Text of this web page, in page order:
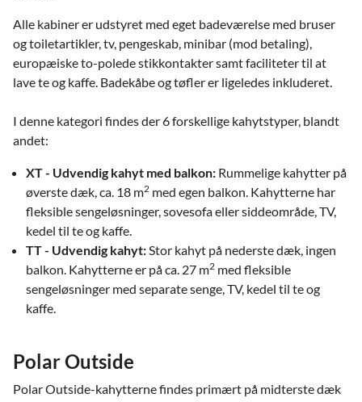
Alle kabiner er udstyret med eget badeværelse med bruser
og toiletartikler, tv, pengeskab, minibar (mod betaling),
europæiske to-polede stikkontakter samt faciliteter til at
lave te og kaffe. Badekåbe og tøfler er ligeledes inkluderet.
I denne kategori findes der 6 forskellige kahytstyper, blandt
andet:
XT - Udvendig kahyt med balkon: Rummelige kahytter på
øverste dæk, ca. 18 m2 med egen balkon. Kahytterne har
fleksible sengeløsninger, sovesofa eller siddeområde, TV,
kedel til te og kaffe.
TT - Udvendig kahyt:Stor kahyt på nederste dæk, ingen
balkon. Kahytterne er på ca. 27 m2 med fleksible
sengeløsninger med separate senge, TV, kedel til te og
kaffe.
Polar Outside
Polar Outside-kahytterne findes primært på midterste dæk